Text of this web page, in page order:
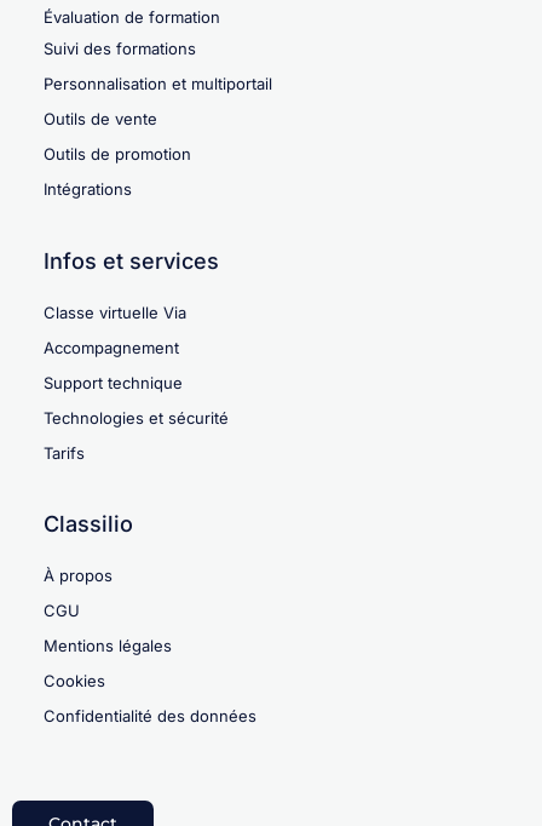
Évaluation de formation
Suivi des formations
Personnalisation et multiportail
Outils de vente
Outils de promotion
Intégrations
Infos et services
Classe virtuelle Via
Accompagnement
Support technique
Technologies et sécurité
Tarifs
Classilio
À propos
CGU
Mentions légales
Cookies
Confidentialité des données